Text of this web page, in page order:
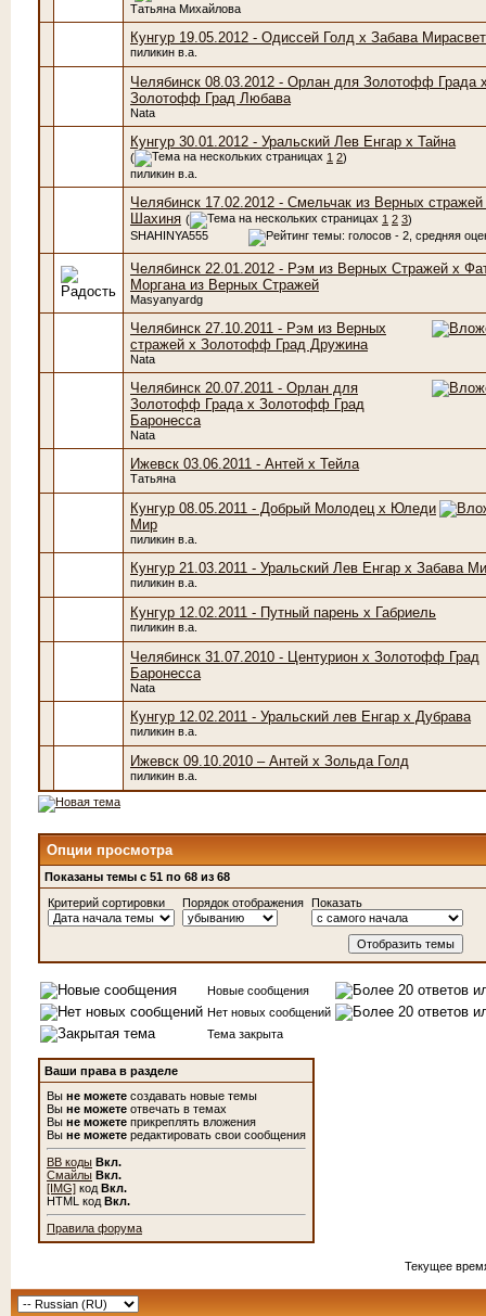
Татьяна Михайлова
Кунгур 19.05.2012 - Одиссей Голд х Забава Мирасвет
пиликин в.а.
Челябинск 08.03.2012 - Орлан для Золотофф Града
Золотофф Град Любава
Nata
Кунгур 30.01.2012 - Уральский Лев Енгар х Тайна
( 1 2)
пиликин в.а.
Челябинск 17.02.2012 - Смельчак из Верных стражей
Шахиня ( 1 2 3)
SHAHINYA555
Челябинск 22.01.2012 - Рэм из Верных Стражей х
Моргана из Верных Стражей
Masyanyardg
Челябинск 27.10.2011 - Рэм из Верных
стражей х Золотофф Град Дружина
Nata
Челябинск 20.07.2011 - Орлан для
Золотофф Града х Золотофф Град
Баронесса
Nata
Ижевск 03.06.2011 - Антей х Тейла
Татьяна
Кунгур 08.05.2011 - Добрый Молодец х Юледи
Мир
пиликин в.а.
Кунгур 21.03.2011 - Уральский Лев Енгар х Забава
пиликин в.а.
Кунгур 12.02.2011 - Путный парень х Габриель
пиликин в.а.
Челябинск 31.07.2010 - Центурион х Золотофф Град
Баронесса
Nata
Кунгур 12.02.2011 - Уральский лев Енгар х Дубрава
пиликин в.а.
Ижевск 09.10.2010 – Антей х Зольда Голд
пиликин в.а.
Опции просмотра
Показаны темы с 51 по 68 из 68
Критерий сортировки
Порядок отображения Показать
Новые сообщения
Нет новых сообщений
Тема закрыта
Ваши права в разделе
Вы не можете создавать новые темы
Вы не можете отвечать в темах
Вы не можете прикреплять вложения
Вы не можете редактировать свои сообщения
BB коды Вкл.
Смайлы Вкл.
[IMG] код Вкл.
HTML код Вкл.
Правила форума
Текущее